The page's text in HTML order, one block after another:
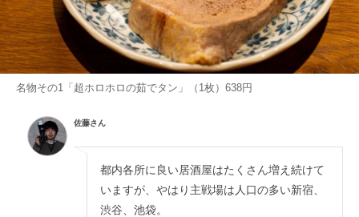
名物その1「超ホロホロの茹でタン」（1枚）638円
佐藤さん
都内各所に良い居酒屋はたくさん増え続けて
いますが、やはり主戦場は人口の多い新宿、
渋谷、池袋。